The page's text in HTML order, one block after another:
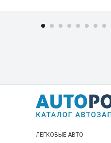
ЛЕГКОВЫЕ АВТО